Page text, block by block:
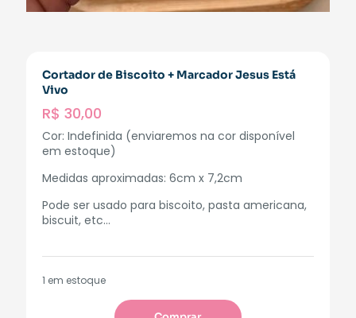
Cortador de Biscoito + Marcador Jesus Está
Vivo
R$ 30,00
Cor: Indefinida (enviaremos na cor disponível
em estoque)
Medidas aproximadas: 6cm x 7,2cm
Pode ser usado para biscoito, pasta americana,
biscuit, etc…
1 em estoque